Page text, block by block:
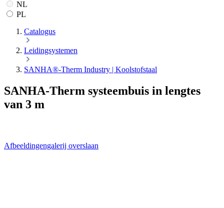
NL
PL
Catalogus
Leidingsystemen
SANHA®-Therm Industry | Koolstofstaal
SANHA-Therm systeembuis in lengtes
van 3 m
Afbeeldingengalerij overslaan